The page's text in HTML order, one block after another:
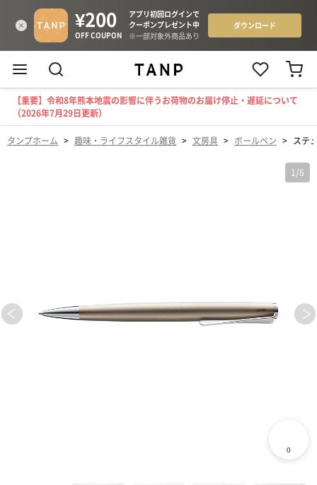
【重要】令和8年熊本地震の影響に伴うお荷物のお届け停止・遅延について
（2026年7月29日更新）
タンプホーム > 趣味・ライフスタイル雑貨 > 文房具 > ボールペン > ステ
1 /6